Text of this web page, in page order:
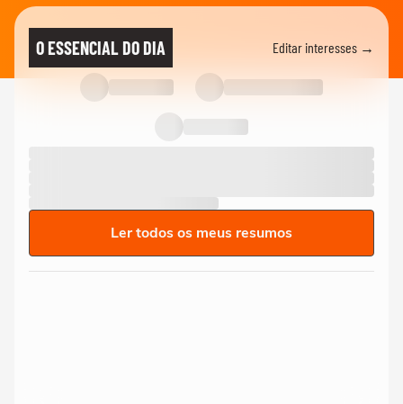
O ESSENCIAL DO DIA Editar interesses →
Ler todos os meus resumos